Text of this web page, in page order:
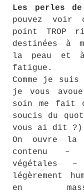
Les perles
pouvez voir
point TROP
destinées à
la peau et à
fatigue.
Comme je
je vous
soin me fait
soucis du
vous ai dit
On ouvre la
contenu –
végétales
légèrement
en